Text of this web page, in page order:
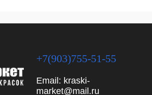
+7(903)755-51-55
Email: kraski-
market@mail.ru